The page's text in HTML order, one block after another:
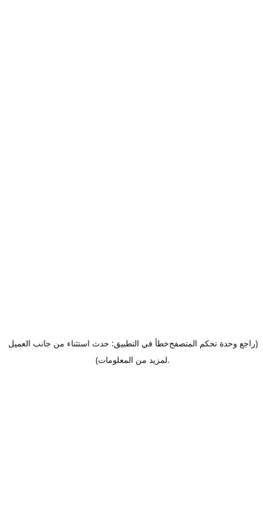
خطأ في التطبيق: حدث استثناء من جانب العميل(راجع وحدة تحكم المتصفح
لمزيد من المعلومات).